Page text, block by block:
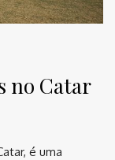
no Catar
é uma